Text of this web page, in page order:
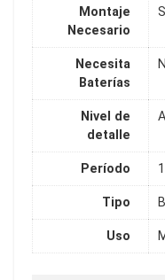
Montaje
Necesario
Necesita
Baterías
Nivel de
detalle
Período
Tipo
Uso